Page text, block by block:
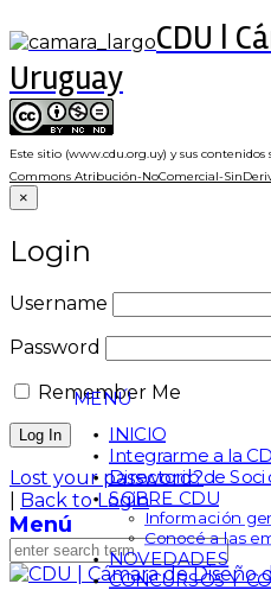
CDU |
Uruguay
Este sitio (www.cdu.org.uy) y sus
Commons Atribución-NoComercial-
×
Login
Username
Password
Remember Me
Lost your password?
Back to Login
Menú
MENÚ
INICIO
Integrarme a la
Directorio de
SOBRE CDU
Información
Conocé a las
NOVEDADES
CONCURSOS Y